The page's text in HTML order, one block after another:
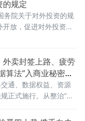
看门人”的名片，还剩
非危言耸听。近日，
产评估行业联合检查
的规定
务院关于对外投资的规
放，促进对外投资高
华人民共和国对外关
国对外贸易法》等法
&emsp;中华人民共和
内）投资者对外投
卖封签上路、疲劳
算法”入商业秘密保
通、数据权益、资源
正式施行。从整治“幽
确，从商业秘密保护扩